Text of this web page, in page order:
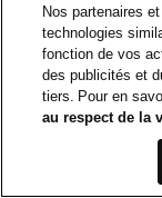
Nos partenaires
technologies
fonction de vos
des publicités et
tiers. Pour en
au respect de la